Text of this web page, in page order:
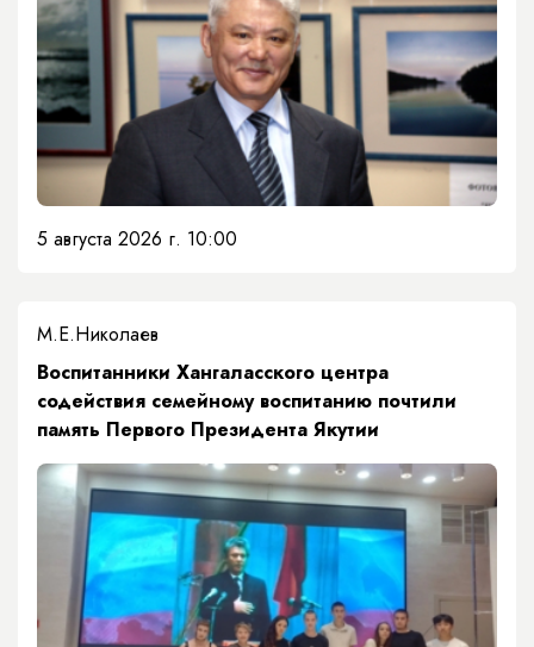
5 августа 2026 г. 10:00
М.Е.Николаев
​Воспитанники Хангаласского центра
содействия семейному воспитанию почтили
память Первого Президента Якутии